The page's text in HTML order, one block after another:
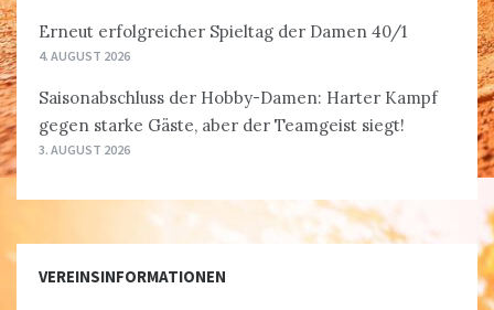
Erneut erfolgreicher Spieltag der Damen 40/1
4. AUGUST 2026
Saisonabschluss der Hobby-Damen: Harter Kampf
gegen starke Gäste, aber der Teamgeist siegt!
3. AUGUST 2026
VEREINSINFORMATIONEN